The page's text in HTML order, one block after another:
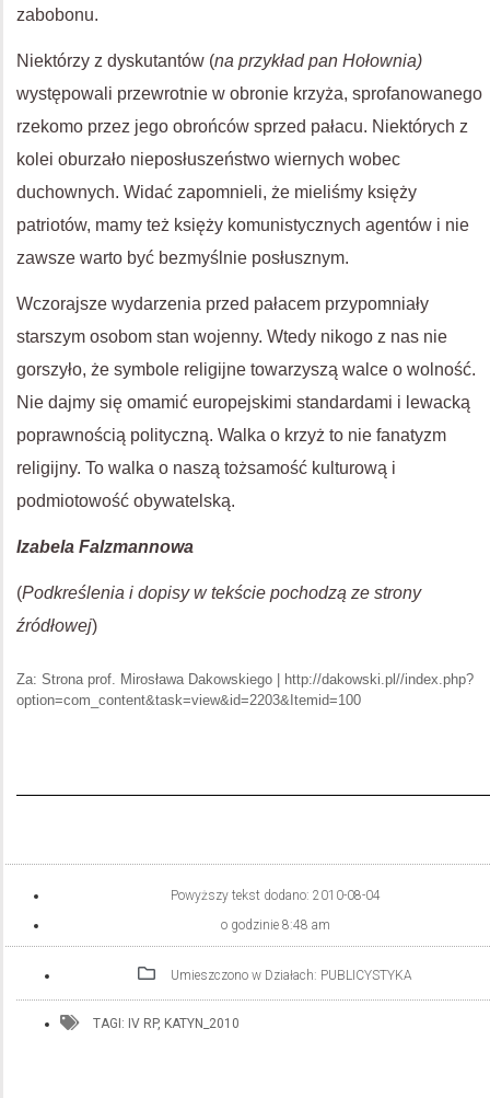
zabobonu.
Niektórzy z dyskutantów (na przykład pan Hołownia)
występowali przewrotnie w obronie krzyża, sprofanowanego
rzekomo przez jego obrońców sprzed pałacu. Niektórych z
kolei oburzało nieposłuszeństwo wiernych wobec
duchownych. Widać zapomnieli, że mieliśmy księży
patriotów, mamy też księży komunistycznych agentów i nie
zawsze warto być bezmyślnie posłusznym.
Wczorajsze wydarzenia przed pałacem przypomniały
starszym osobom stan wojenny. Wtedy nikogo z nas nie
gorszyło, że symbole religijne towarzyszą walce o wolność.
Nie dajmy się omamić europejskimi standardami i lewacką
poprawnością polityczną. Walka o krzyż to nie fanatyzm
religijny. To walka o naszą tożsamość kulturową i
podmiotowość obywatelską.
Izabela Falzmannowa
(Podkreślenia i dopisy w tekście pochodzą ze strony
źródłowej)
Za: Strona prof. Mirosława Dakowskiego | http://dakowski.pl//index.php?
option=com_content&task=view&id=2203&Itemid=100
Powyższy tekst dodano: 2010-08-04
o godzinie 8:48 am
Umieszczono w Działach: PUBLICYSTYKA
TAGI: IV RP, KATYN_2010